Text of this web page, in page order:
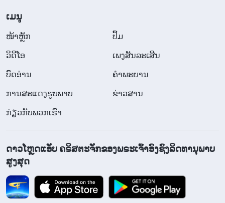
​ເມ​ນູ
​ໜ້າຫຼັກ
ປຶ້ມ
ວິ​ດີ​ໂອ
ເພງສັນລະເສີນ
ບົດອ່ານ
ຄຳພະຍານ
ການສະແດງຮູບພາບ
ຂ່າວສານ
ກ່ຽວກັບພວກເຮົາ
ດາວໂຫຼດແອັບ ຄຣິສຕະຈັກຂອງພຣະເຈົ້າອົງຊົງລິດທານຸພາບ
ສູງສຸດ